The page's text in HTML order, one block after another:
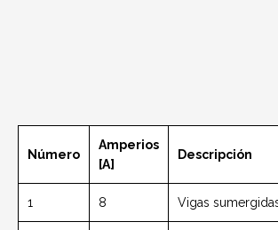
Número
Amperios
[A]
Descripción
1 8 Vigas